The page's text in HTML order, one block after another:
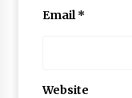
Email*
Website